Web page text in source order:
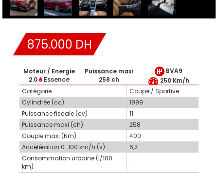
875.000 DH
Moteur / Energie
2.0
Essence
Puissance maxi
258 ch
BVA9
250 Km/h
Catégorie
Coupé / Sportive
Cylindrée (cc)
1999
Puissance fiscale (cv)
11
Puissance maxi (ch)
258
Couple maxi (Nm)
400
Accélération 0-100 km/h (s)
6,2
Consommation urbaine (l/100
km)
-